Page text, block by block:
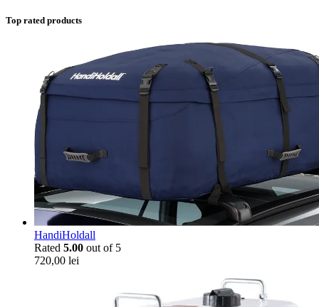
Top rated products
HandiHoldall
Rated 5.00 out of 5
720,00 lei